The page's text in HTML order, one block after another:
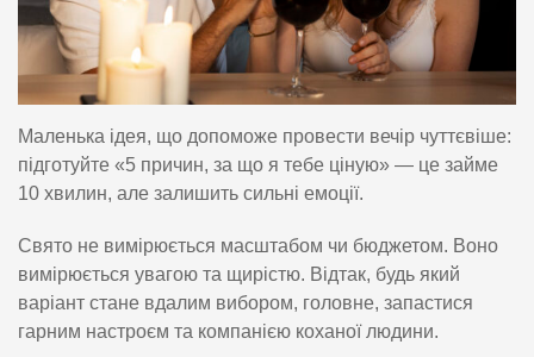
Маленька ідея, що допоможе провести вечір чуттєвіше:
підготуйте «5 причин, за що я тебе ціную» — це займе
10 хвилин, але залишить сильні емоції.
Свято не вимірюється масштабом чи бюджетом. Воно
вимірюється увагою та щирістю. Відтак, будь який
варіант стане вдалим вибором, головне, запастися
гарним настроєм та компанією коханої людини.